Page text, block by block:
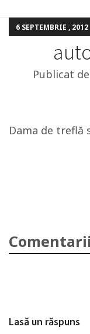
6 SEPTEMBRIE , 2012
Publicat de
Dama de treflă
Lasă un răspuns